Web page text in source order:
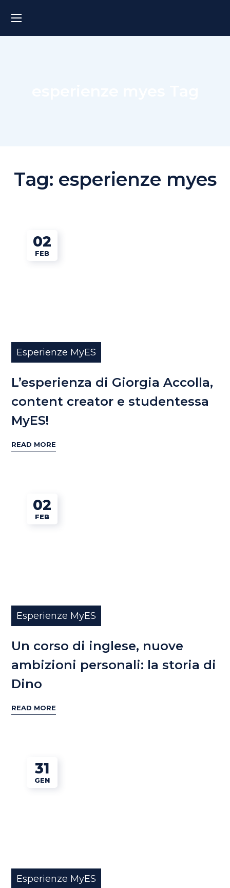
Tag: esperienze myes
02
FEB
Esperienze MyES
L’esperienza di Giorgia Accolla,
content creator e studentessa
MyES!
READ MORE
02
FEB
Esperienze MyES
Un corso di inglese, nuove
ambizioni personali: la storia di
Dino
READ MORE
31
GEN
Esperienze MyES